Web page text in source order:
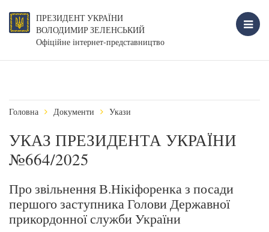
ПРЕЗИДЕНТ УКРАЇНИ
ВОЛОДИМИР ЗЕЛЕНСЬКИЙ
Офіційне інтернет-представництво
Головна Документи Укази
УКАЗ ПРЕЗИДЕНТА УКРАЇНИ
№664/2025
Про звільнення В.Нікіфоренка з посади
першого заступника Голови Державної
прикордонної служби України